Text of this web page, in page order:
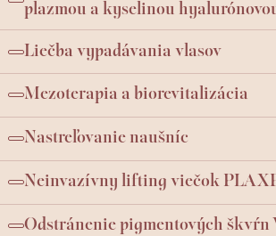
plazmou a kyselinou
Liečba vypadávania vlasov
Mezoterapia a biorevitalizácia
Nastreľovanie naušníc
Neinvazívny lifting viečok
Odstránenie pigmentových škvŕn